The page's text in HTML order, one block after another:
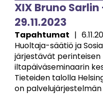
XIX Bruno
29.11.2023
Tapahtumat |
Huoltaja-säätiö ja
järjestävät perinteisen
iltapäiväseminaarin
Tieteiden talolla
on